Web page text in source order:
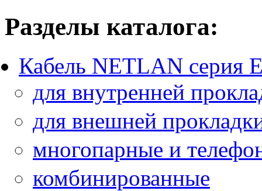
Разделы каталога:
Кабель NETLAN серия
для внутренней
для внешней
многопарные и
комбинированные